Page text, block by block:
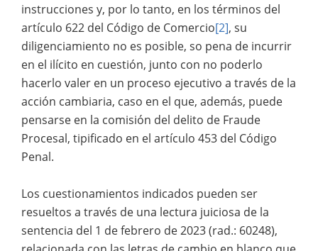
instrucciones y, por lo tanto, en los términos del
artículo 622 del Código de Comercio[2], su
diligenciamiento no es posible, so pena de incurrir
en el ilícito en cuestión, junto con no poderlo
hacerlo valer en un proceso ejecutivo a través de la
acción cambiaria, caso en el que, además, puede
pensarse en la comisión del delito de Fraude
Procesal, tipificado en el artículo 453 del Código
Penal.
Los cuestionamientos indicados pueden ser
resueltos a través de una lectura juiciosa de la
sentencia del 1 de febrero de 2023 (rad.: 60248),